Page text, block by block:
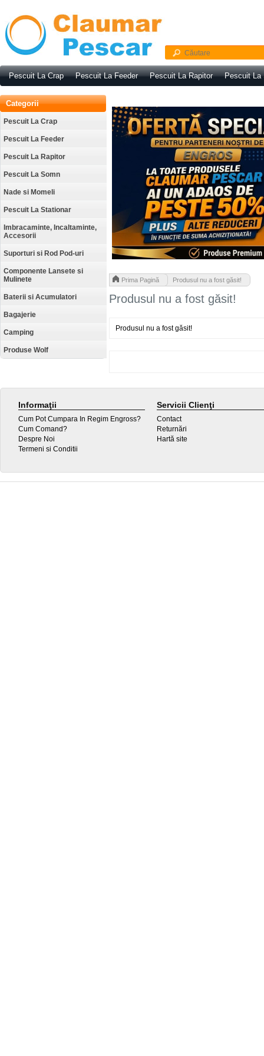
Pescuit La Crap Pescuit La Feeder Pescuit La Rapitor Pescuit La
Categorii
Pescuit La Crap
Pescuit La Feeder
Pescuit La Rapitor
Pescuit La Somn
Nade si Momeli
Pescuit La Stationar
Imbracaminte, Incaltaminte,
Accesorii
Suporturi si Rod Pod-uri
Componente Lansete si
Mulinete
Baterii si Acumulatori
Bagajerie
Camping
Produse Wolf
Prima Pagină Produsul nu a fost găsit!
Produsul nu a fost găsit!
Produsul nu a fost găsit!
Informaţii
Cum Pot Cumpara In Regim Engross?
Cum Comand?
Despre Noi
Termeni si Conditii
Servicii Clienţi
Contact
Returnări
Hartă site